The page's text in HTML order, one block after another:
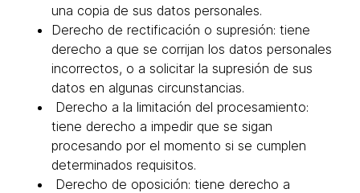
una copia de sus datos personales.
Derecho de rectificación o supresión: tiene
derecho a que se corrijan los datos personales
incorrectos, o a solicitar la supresión de sus
datos en algunas circunstancias.
Derecho a la limitación del procesamiento:
tiene derecho a impedir que se sigan
procesando por el momento si se cumplen
determinados requisitos.
Derecho de oposición: tiene derecho a